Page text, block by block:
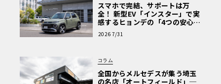
スマホで完結、サポートは万
全！ 新型EV「インスター」で実
感するヒョンデの「4つの安心」
【第1回・ヒョンデ6つの疑問：
Why? Hyundai?】〈PR〉
2026 7/31
コラム
全国からメルセデスが集う埼玉
の名店「オートフィールド」─